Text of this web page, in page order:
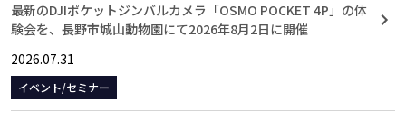
最新のDJIポケットジンバルカメラ「OSMO POCKET 4P」の体
験会を、長野市城山動物園にて2026年8月2日に開催
2026.07.31
イベント/セミナー